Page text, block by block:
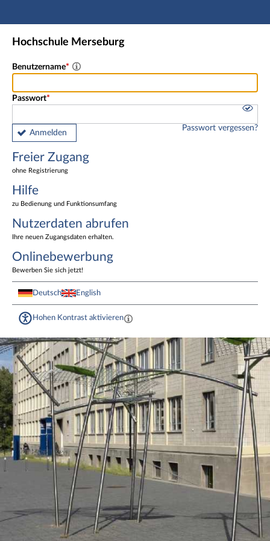
Hauptnavigation
Freier Zugang
Nutzerdaten abrufen
Fußzeile
Hochschule Merseburg
Benutzername
Passwort
Anmelden
Passwort vergessen?
Freier Zugang
ohne Registrierung
Hilfe
zu Bedienung und Funktionsumfang
Nutzerdaten abrufen
Ihre neuen Zugangsdaten erhalten.
Onlinebewerbung
Bewerben Sie sich jetzt!
Deutsch English
Hohen Kontrast aktivieren